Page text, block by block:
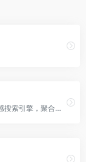
大作是专为各行业设计师度身定制的设计灵感搜索引擎，聚合全球众多知名设计网站,例如Pinterest官网网页版，目前在库21.2亿创意设计、设计素材、摄影大图，并且保持每日更新量在25万张以上。无论是寻找设计素材、意境图、灵感图、参考作品、提案配图、购买版权图、设计完稿，都可通过大作达成目的。